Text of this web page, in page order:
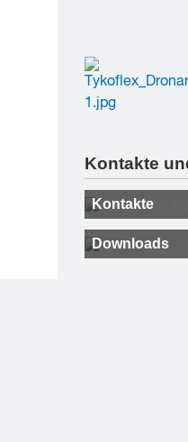
Kontakte
Kontakte
Downloads